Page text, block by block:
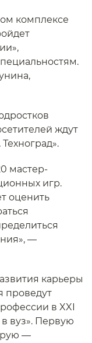
комплексе
ждут
мастер-
игр.
оценить
—
карьеры
проведут
в XXI
вуз». Первую
—